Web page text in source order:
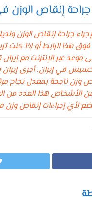
إنقاص الوزن
جراحة إنقاص الوزن
فوق هذا الرابط أو إذا كنت
موعد عبر الإنترنت مع
في إيران. أجرى إيران
وزن ناجحة بمعدل نجاح
الأشخاص هذا العدد من
لأي إجراءات إنقاص وزن